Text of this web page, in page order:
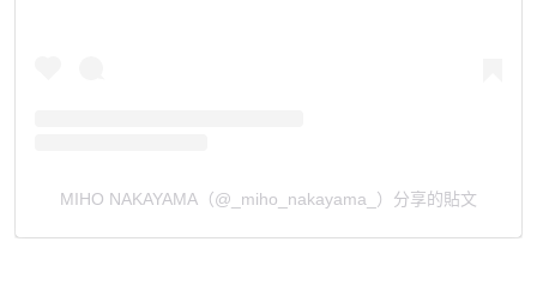
MIHO NAKAYAMA（@_miho_nakayama_）分享的貼文